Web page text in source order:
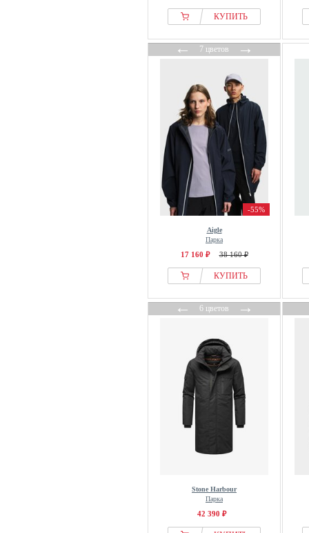
КУПИТЬ
←7 цветов→
-55%
Aigle
Парка
17 160 ₽ 38 160 ₽
КУПИТЬ
←6 цветов→
Stone Harbour
Парка
42 390 ₽